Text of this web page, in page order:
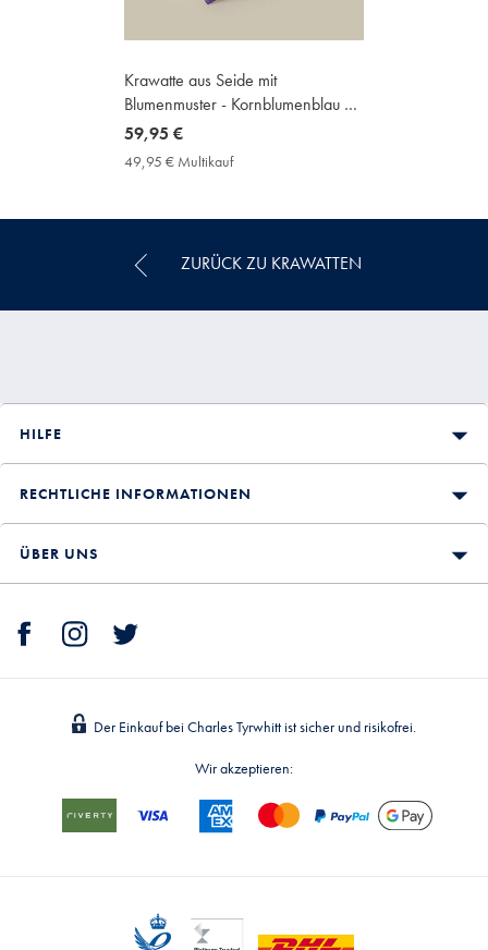
Krawatte aus Seide mit
Blumenmuster - Kornblumenblau &
Rosa
now
59,95
59,95 €
49,95 € Multikauf49,95
Price
ZURÜCK ZU KRAWATTEN
HILFE
RECHTLICHE INFORMATIONEN
ÜBER UNS
Der Einkauf bei Charles Tyrwhitt ist sicher und risikofrei.
Wir akzeptieren: